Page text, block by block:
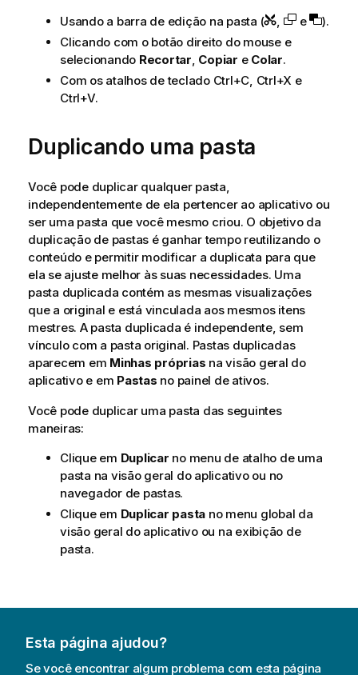
Usando a barra de edição na pasta (
e
).
Clicando com o botão direito do mouse e
selecionando Recortar Copiar e Colar.
Com os atalhos de teclado Ctrl+C, Ctrl+X e
Ctrl+V.
Duplicando uma pasta
Você pode duplicar qualquer pasta,
independentemente de ela pertencer ao aplicativo ou
ser uma pasta que você mesmo criou. O objetivo da
duplicação de pastas é ganhar tempo reutilizando o
conteúdo e permitir modificar a duplicata para que
ela se ajuste melhor às suas necessidades. Uma
pasta duplicada contém as mesmas visualizações
que a original e está vinculada aos mesmos itens
mestres. A pasta duplicada é independente, sem
vínculo com a pasta original. Pastas duplicadas
aparecem em Minhas próprias na visão geral do
aplicativo e em Pastas no painel de ativos.
Você pode duplicar uma pasta das seguintes
maneiras:
Clique em Duplicar no menu de atalho de uma
pasta na visão geral do aplicativo ou no
navegador de pastas.
Clique em Duplicar pasta no menu global da
visão geral do aplicativo ou na exibição de
pasta.
Esta página ajudou?
Se você encontrar algum problema com esta página